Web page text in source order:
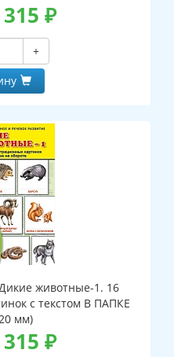
315 ₽
+
животные-1. 16
с текстом В ПАПКЕ
мм)
315 ₽